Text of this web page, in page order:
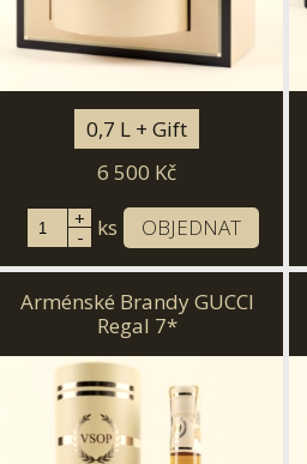
0,7 L + Gift
6 500 Kč
+
- ks OBJEDNAT
Arménské Brandy GUCCI
Regal 7*